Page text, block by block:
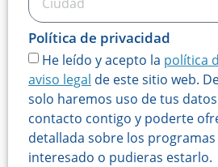
Política de privacidad
He leído y acepto la política
aviso legal de este sitio web.
solo haremos uso de tus
contacto contigo y poderte
detallada sobre los
interesado o pudieras estarlo.